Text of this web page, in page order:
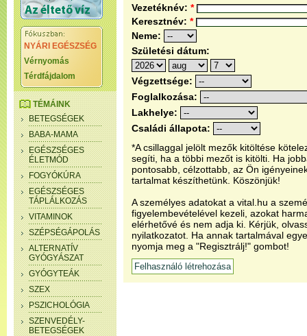
NYÁRI EGÉSZSÉG
Vérnyomás
Térdfájdalom
TÉMÁINK
BETEGSÉGEK
BABA-MAMA
EGÉSZSÉGES
ÉLETMÓD
FOGYÓKÚRA
EGÉSZSÉGES
TÁPLÁLKOZÁS
VITAMINOK
SZÉPSÉGÁPOLÁS
ALTERNATÍV
GYÓGYÁSZAT
GYÓGYTEÁK
SZEX
PSZICHOLÓGIA
SZENVEDÉLY-
BETEGSÉGEK
Vezetéknév: *
Keresztnév: *
Neme:
Születési dátum:
Végzettsége:
Foglalkozása:
Lakhelye:
Családi állapota:
*A csillaggal jelölt mezők kitöltése
segíti, ha a többi mezőt is kitölti. Ha
pontosabb, célzottabb, az Ön
tartalmat készíthetünk. Köszönjük!
A személyes adatokat a vital.hu a
figyelembevételével kezeli, azokat
elérhetővé és nem adja ki. Kérjük,
nyilatkozatot. Ha annak tartalmával
nyomja meg a "Regisztrálj!" gombot!